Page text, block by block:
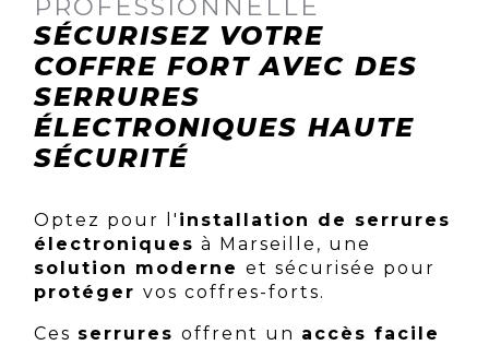
PROFESSIONNELLE
SÉCURISEZ VOTRE
COFFRE FORT AVEC DES
SERRURES
ÉLECTRONIQUES HAUTE
SÉCURITÉ
Optez pour l' installation de serrures
électroniques à Marseille, une
solution moderne et sécurisée pour
protéger vos coffres-forts.
Ces serrures offrent un accès facile